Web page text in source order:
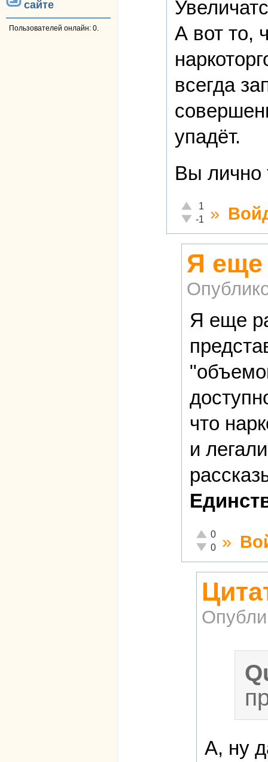
сайте
Пользователей онлайн: 0.
А вот то,
всегда
упадёт.
Вы лично
Отлично!
1
Неадекватно!
-1 »
Я еще
Я еще
что
и
Отлично!
0
Неадекватно!
0 »
А, ну